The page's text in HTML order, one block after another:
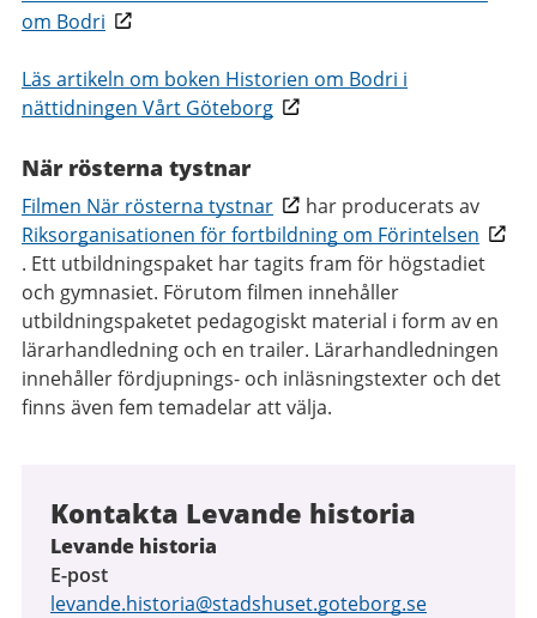
om Bodri
Läs artikeln om boken Historien om Bodri i
nättidningen Vårt Göteborg
När rösterna tystnar
Filmen När rösterna tystnar
har producerats av
Riksorganisationen för fortbildning om Förintelsen
. Ett utbildningspaket har tagits fram för högstadiet
och gymnasiet. Förutom filmen innehåller
utbildningspaketet pedagogiskt material i form av en
lärarhandledning och en trailer. Lärarhandledningen
innehåller fördjupnings- och inläsningstexter och det
finns även fem temadelar att välja.
Kontakta Levande historia
Levande historia
E-post
levande.historia@stadshuset.goteborg.se